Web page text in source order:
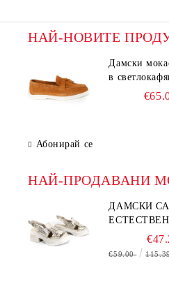
НАЙ-НОВИТЕ
Дамски
в
Абонирай се
НАЙ-ПРОДАВАНИ
ДАМСКИ
МОДЕЛ
€59.00